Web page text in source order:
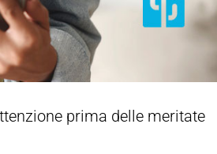
prima delle meritate